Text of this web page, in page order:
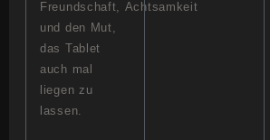
Freundschaft, Achtsamkeit
und den Mut,
das Tablet
auch mal
liegen zu
lassen.